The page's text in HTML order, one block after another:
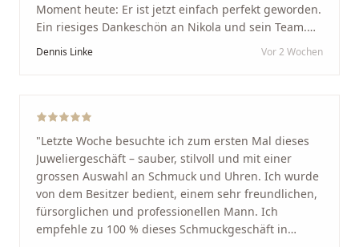
Moment heute: Er ist jetzt einfach perfekt geworden.
Ein riesiges Dankeschön an Nikola und sein Team.
Vom ersten Termin an wurden wir jedes Mal
Arbeit und seine Kunden wirklich am Herzen liegen.
Service und echte Herzlichkeit schätzt, ist hier genau
richtig."
Dennis Linke Vor 2 Wochen
"Letzte Woche besuchte ich zum ersten Mal dieses
Juweliergeschäft – sauber, stilvoll und mit einer
grossen Auswahl an Schmuck und Uhren. Ich wurde
von dem Besitzer bedient, einem sehr freundlichen,
fürsorglichen und professionellen Mann. Ich
empfehle zu 100 % dieses Schmuckgeschäft in